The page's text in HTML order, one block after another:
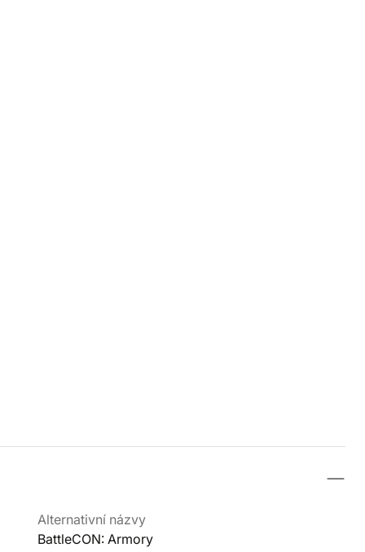
Alternativní názvy
BattleCON: Armory